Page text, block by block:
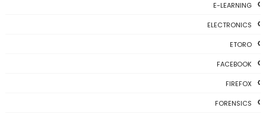
E-LEARNING
ELECTRONICS
ETORO
FACEBOOK
FIREFOX
FORENSICS